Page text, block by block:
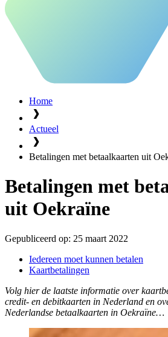
Home
Actueel
Betalingen met betaalkaarten uit
Betalingen met
uit Oekraïne
Gepubliceerd op: 25 maart 2022
Iedereen moet kunnen betalen
Kaartbetalingen
Volg hier de laatste informatie over
credit- en debitkaarten in Nederland en
Nederlandse betaalkaarten in Oekraïne…